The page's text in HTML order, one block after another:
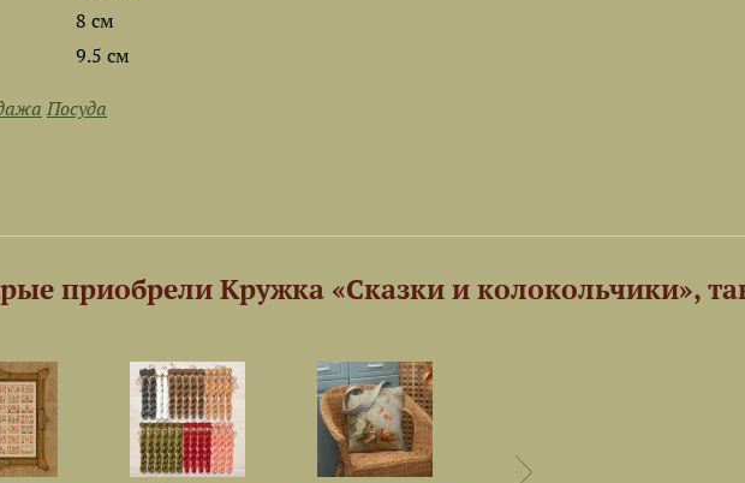
8 см
9.5 см
Посуда
приобрели Кружка «Сказки и колокольчики»,